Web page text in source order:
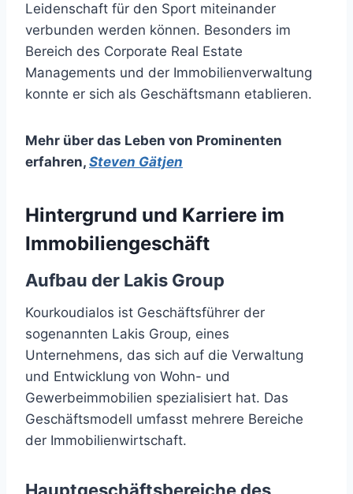
Leidenschaft für den Sport miteinander
verbunden werden können. Besonders im
Bereich des Corporate Real Estate
Managements und der Immobilienverwaltung
konnte er sich als Geschäftsmann etablieren.
Mehr über das Leben von Prominenten
erfahren, Steven Gätjen
Hintergrund und Karriere im
Immobiliengeschäft
Aufbau der Lakis Group
Kourkoudialos ist Geschäftsführer der
sogenannten Lakis Group, eines
Unternehmens, das sich auf die Verwaltung
und Entwicklung von Wohn- und
Gewerbeimmobilien spezialisiert hat. Das
Geschäftsmodell umfasst mehrere Bereiche
der Immobilienwirtschaft.